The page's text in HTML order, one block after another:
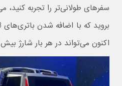
اکنون می‌تواند در هر بار شارژ بیش از 800 کیلومتر را طی